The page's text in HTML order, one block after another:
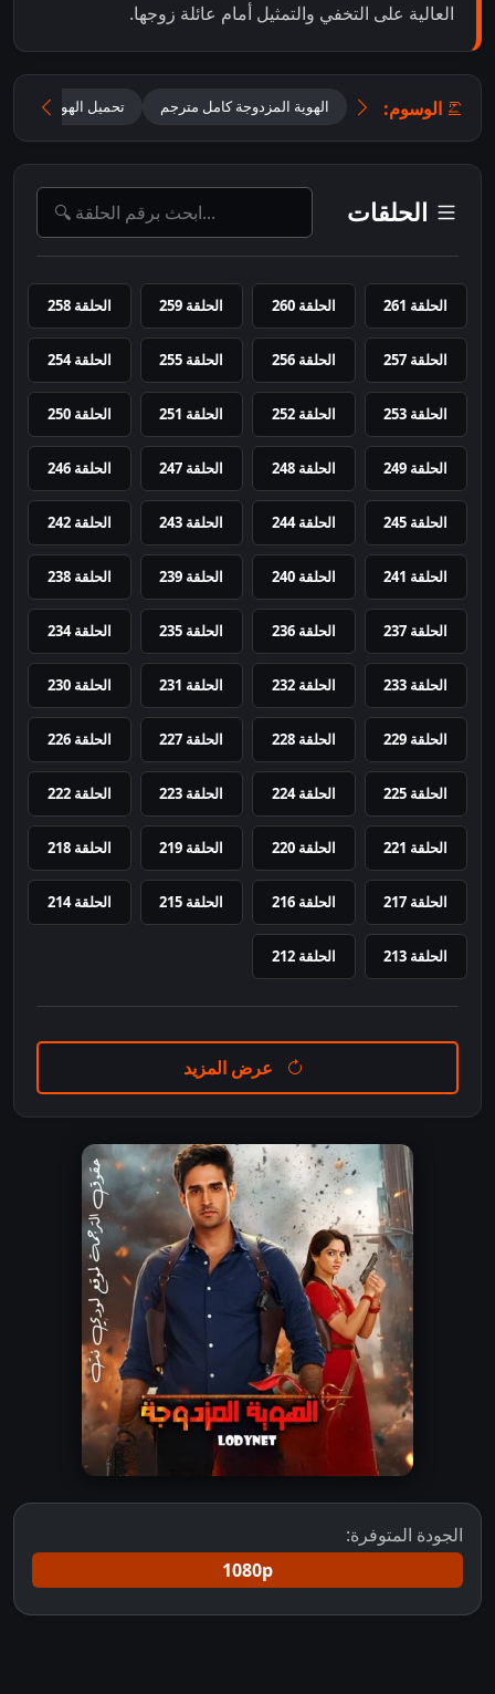
العالية على التخفي والتمثيل أمام عائلة زوجها.
الوسوم: الهوية المزدوجة كامل مترجم تحميل الهوية المزدوجة 2025 مترجم
الحلقات
الحلقة 261 الحلقة 260 الحلقة 259 الحلقة 258
الحلقة 257 الحلقة 256 الحلقة 255 الحلقة 254
الحلقة 253 الحلقة 252 الحلقة 251 الحلقة 250
الحلقة 249 الحلقة 248 الحلقة 247 الحلقة 246
الحلقة 245 الحلقة 244 الحلقة 243 الحلقة 242
الحلقة 241 الحلقة 240 الحلقة 239 الحلقة 238
الحلقة 237 الحلقة 236 الحلقة 235 الحلقة 234
الحلقة 233 الحلقة 232 الحلقة 231 الحلقة 230
الحلقة 229 الحلقة 228 الحلقة 227 الحلقة 226
الحلقة 225 الحلقة 224 الحلقة 223 الحلقة 222
الحلقة 221 الحلقة 220 الحلقة 219 الحلقة 218
الحلقة 217 الحلقة 216 الحلقة 215 الحلقة 214
الحلقة 213 الحلقة 212
عرض المزيد
الجودة المتوفرة:
1080p